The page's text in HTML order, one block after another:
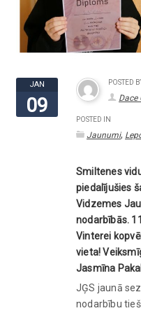
JAN
09
POSTED
Dace
POSTED IN
Jaunumi,
Smiltenes
piedalījušies
Vidzemes
nodarbībās.
Vinterei
vieta!
Jasmīna
JĢS jaunā
nodarbību